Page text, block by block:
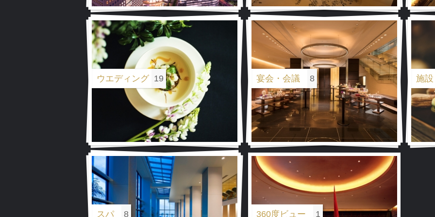
ウエディング 19
イメージ
イメージ
イメージ 宴会・会議 8
エグゼクティブラウンジ
エグゼクティブラウンジ
エグゼクティブラウンジ 施設
スパ 8
ロビー（360度ビュー） 360度ビュー 1